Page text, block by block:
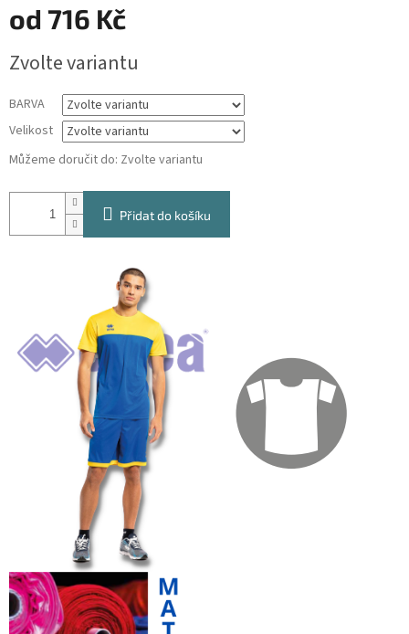
od 716 Kč
cena:
Zvolte variantu
BARVA
Velikost
Můžeme doručit do: Zvolte variantu
Přidat do košíku